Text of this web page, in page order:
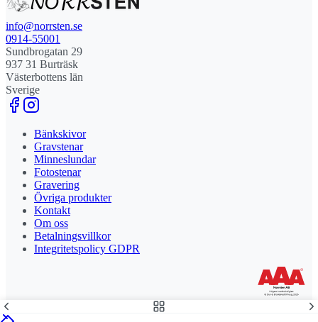
info@norrsten.se
0914-55001
Sundbrogatan 29
937 31 Burträsk
Västerbottens län
Sverige
Bänkskivor
Gravstenar
Minneslundar
Fotostenar
Gravering
Övriga produkter
Kontakt
Om oss
Betalningsvillkor
Integritetspolicy GDPR
Stolt leverantör och delägare till Steny AB